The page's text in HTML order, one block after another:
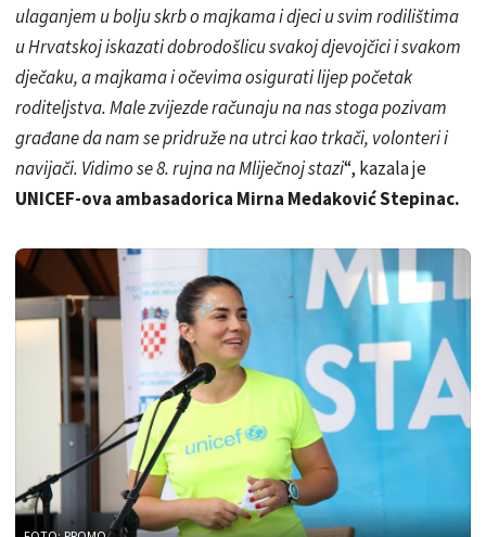
ulaganjem u bolju skrb o majkama i djeci u svim rodilištima
u Hrvatskoj iskazati dobrodošlicu svakoj djevojčici i svakom
dječaku, a majkama i očevima osigurati lijep početak
roditeljstva. Male zvijezde računaju na nas stoga pozivam
građane da nam se pridruže na utrci kao trkači, volonteri i
navijači. Vidimo se 8. rujna na Mliječnoj stazi“, kazala je
UNICEF-ova ambasadorica Mirna Medaković Stepinac.